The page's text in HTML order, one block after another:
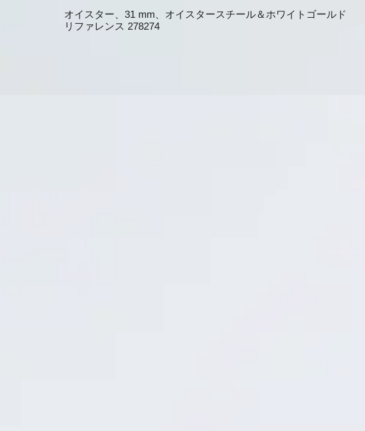
オイスター、31 mm、オイスタースチール＆ホワイトゴールド
リファレンス 278274